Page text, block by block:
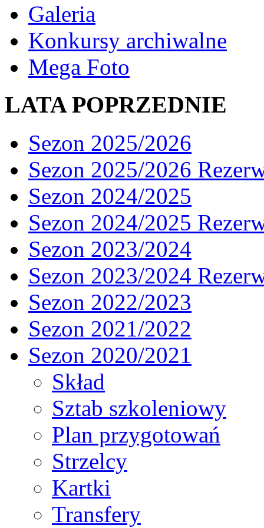
Galeria
Konkursy archiwalne
Mega Foto
LATA POPRZEDNIE
Sezon 2025/2026
Sezon 2025/2026
Sezon 2024/2025
Sezon 2024/2025
Sezon 2023/2024
Sezon 2023/2024
Sezon 2022/2023
Sezon 2021/2022
Sezon 2020/2021
Skład
Sztab szkoleniowy
Plan przygotowań
Strzelcy
Kartki
Transfery